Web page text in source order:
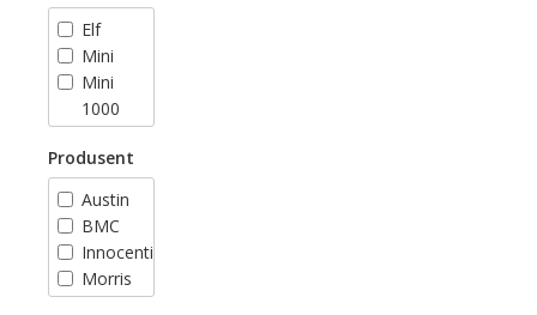
Elf
Mini
Mini
1000
Mini
1100
1275
GT
Mini 35
Mini 40
Produsent
Austin
BMC
Innocenti
Morris
Riley